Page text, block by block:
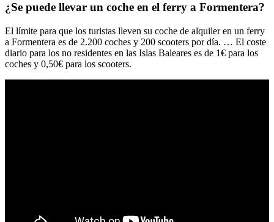
¿Se puede llevar un coche en el ferry a Formentera?
El límite para que los turistas lleven su coche de alquiler en un ferry
a Formentera es de 2.200 coches y 200 scooters por día. … El coste
diario para los no residentes en las Islas Baleares es de 1€ para los
coches y 0,50€ para los scooters.